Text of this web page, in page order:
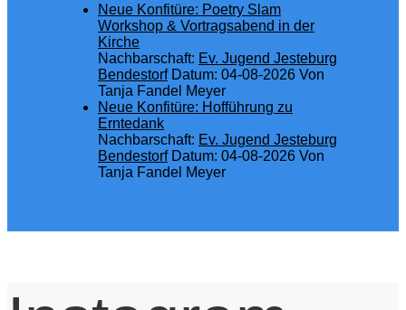
Neue Konfitüre: Poetry Slam
Workshop & Vortragsabend in der
Kirche
Nachbarschaft: Ev. Jugend Jesteburg
Bendestorf Datum: 04-08-2026 Von
Tanja Fandel Meyer
Neue Konfitüre: Hofführung zu
Erntedank
Nachbarschaft: Ev. Jugend Jesteburg
Bendestorf Datum: 04-08-2026 Von
Tanja Fandel Meyer